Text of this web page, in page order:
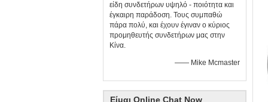
είδη συνδετήρων υψηλό - ποιότητα και
έγκαιρη παράδοση. Τους συμπαθώ
πάρα πολύ, και έχουν έγιναν ο κύριος
προμηθευτής συνδετήρων μας στην
Κίνα.
—— Mike Mcmaster
Είμαι Online Chat Now